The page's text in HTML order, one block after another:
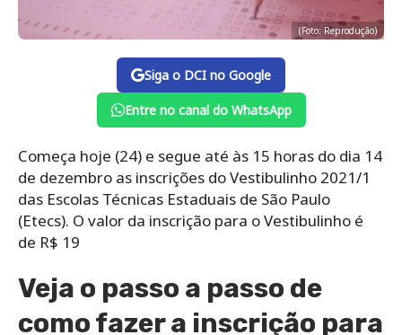
(Foto: Reprodução)
Siga o DCI no Google
Entre no canal do WhatsApp
Começa hoje (24) e segue até às 15 horas do dia 14
de dezembro as inscrições do Vestibulinho 2021/1
das Escolas Técnicas Estaduais de São Paulo
(Etecs). O valor da inscrição para o Vestibulinho é
de R$ 19
Veja o passo a passo de
como fazer a inscrição para